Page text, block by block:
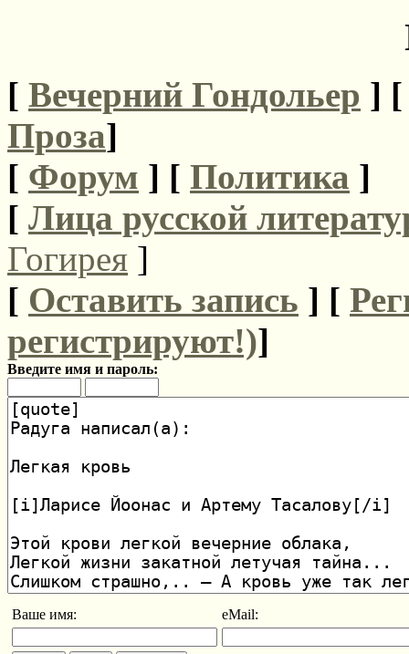
[ Вечерний Гондольер ]
Проза]
[ Форум ] [ Политика ]
[ Лица русской
Гогирея ]
[ Оставить запись ] [
регистрируют!)]
Введите имя и пароль:
Ваше имя: eMail: